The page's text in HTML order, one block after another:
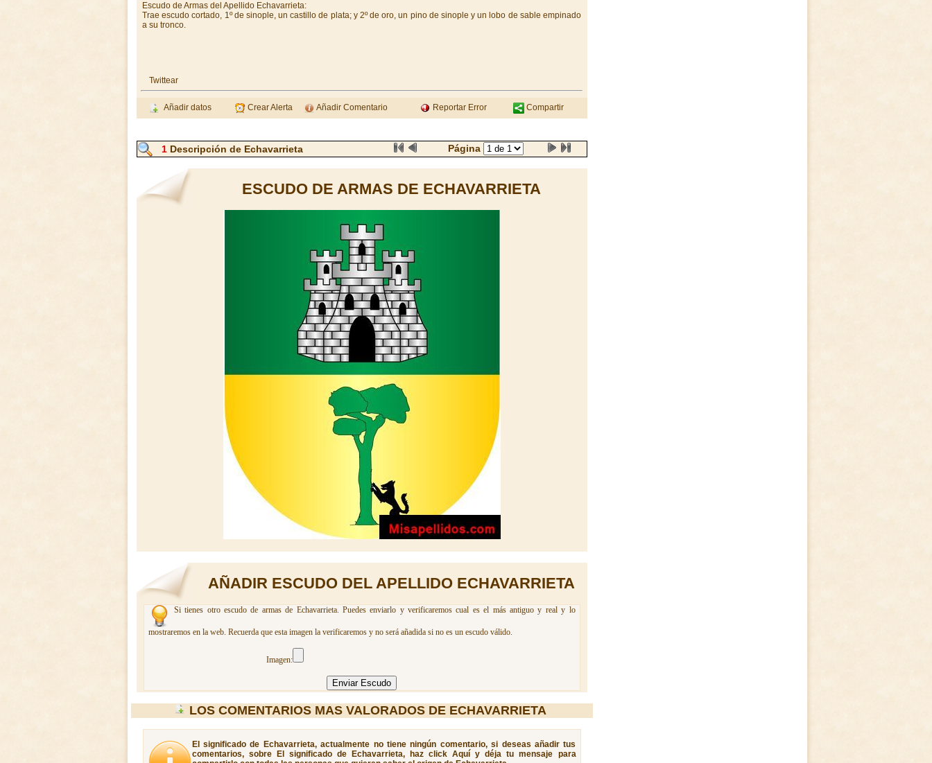
Escudo de Armas del Apellido Echavarrieta:
Trae escudo cortado, 1º de sinople, un castillo de plata; y 2º de oro, un pino de sinople y un lobo de sable empinado
a su tronco.
Twittear
Añadir datos Crear Alerta Añadir Comentario Reportar Error Compartir
1Descripción de Echavarrieta Página
ESCUDO DE ARMAS DE ECHAVARRIETA
AÑADIR ESCUDO DEL APELLIDO ECHAVARRIETA
Si tienes otro escudo de armas de Echavarrieta. Puedes enviarlo y verificaremos cual es el más antiguo y real y lo
mostraremos en la web. Recuerda que esta imagen la verificaremos y no será añadida si no es un escudo válido.
Imagen:
LOS COMENTARIOS MAS VALORADOS DE ECHAVARRIETA
El significado de Echavarrieta, actualmente no tiene ningún comentario, si deseas añadir tus
comentarios, sobre El significado de Echavarrieta, haz click Aquí y déja tu mensaje para